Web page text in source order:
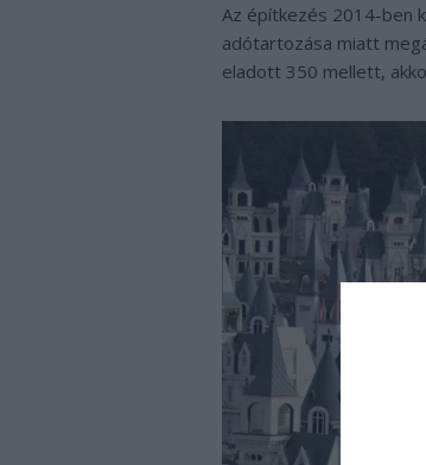
Az építkezés 2014-ben
adótartozása miatt
eladott 350 mellett,